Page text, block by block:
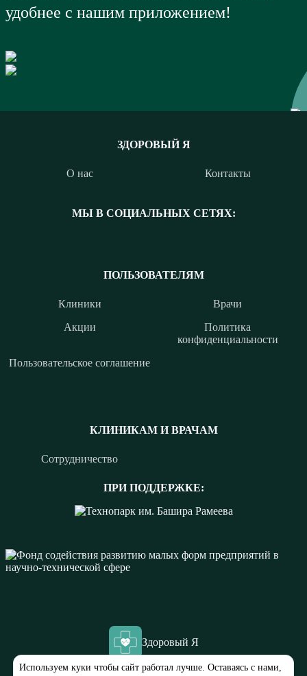
удобнее с нашим приложением!
Здоровый Я
ООО “МЕДЭК”
ЗДОРОВЫЙ Я
О нас Контакты
МЫ В СОЦИАЛЬНЫХ СЕТЯХ:
КЛИНИКАМ И ВРАЧАМ
Сотрудничество
ПРИ ПОДДЕРЖКЕ:
ПОЛЬЗОВАТЕЛЯМ
Клиники
Врачи
Акции
Политика
конфиденциальности
Пользовательское соглашение
Используем куки чтобы сайт работал лучше. Оставаясь с нами,